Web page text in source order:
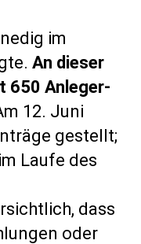
im
An dieser
650 Anleger-
12. Juni
gestellt;
Laufe des
dass
oder